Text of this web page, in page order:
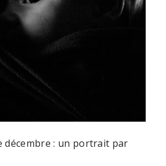
décembre : un portrait par